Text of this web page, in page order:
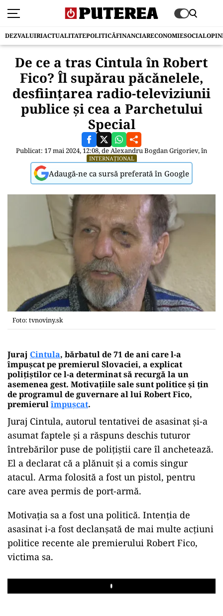
DEZVALUIRIACTUALITATEPOLITICĂFINANCIARECONOMIESOCIAL
De ce a tras Cintula în Robert
Fico? Îl supărau păcănelele,
desființarea radio-televiziunii
publice și cea a Parchetului
Special
Publicat: 17 mai 2024, 12:08, deAlexandru Bogdan Grigoriev, în
INTERNAȚIONAL
Adaugă-ne ca sursă preferată în Google
Foto: tvnoviny.sk
Juraj Cintula, bărbatul de 71 de ani care l-a
împușcat pe premierul Slovaciei, a explicat
polițiștilor ce l-a determinat să recurgă la un
asemenea gest. Motivațiile sale sunt politice și țin
de programul de guvernare al lui Robert Fico,
premierulîmpușcat.
Juraj Cintula, autorul tentativei de asasinat și-a
asumat faptele și a răspuns deschis tuturor
întrebărilor puse de polițiștii care îl anchetează.
El a declarat că a plănuit și a comis singur
atacul. Arma folosită a fost un pistol, pentru
care avea permis de port-armă.
Motivația sa a fost una politică. Intenția de
asasinat i-a fost declanșată de mai multe acțiuni
politice recente ale premierului Robert Fico,
victima sa.
Play